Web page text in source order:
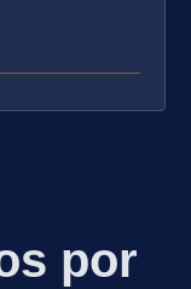
por